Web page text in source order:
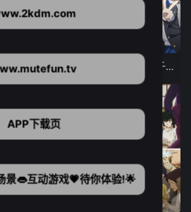
猫猫 NEW～♡ 弹珠汽水瓶里的千岁同学
APP下载页
景👄互动游戏💗待你体验!🌟